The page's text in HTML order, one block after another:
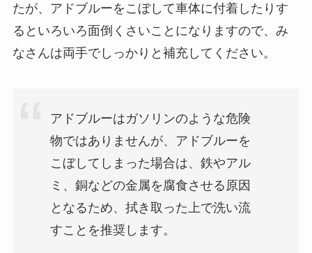
たが、アドブルーをこぼして車体に付着したりす
るといろいろ面倒くさいことになりますので、み
なさんは両手でしっかりと補充してください。
アドブルーはガソリンのような危険
物ではありませんが、アドブルーを
こぼしてしまった場合は、鉄やアル
ミ、銅などの金属を腐食させる原因
となるため、拭き取った上で洗い流
すことを推奨します。